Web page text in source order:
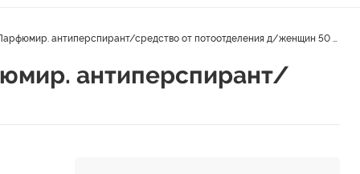
антиперспирант/средство от потоотделения д/женщин 50 мл
антиперспирант/